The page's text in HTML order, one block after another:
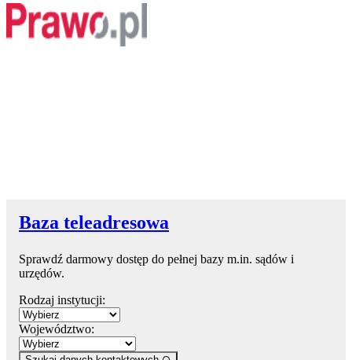
Baza teleadresowa
Sprawdź darmowy dostęp do pełnej bazy m.in. sądów i
urzędów.
Rodzaj instytucji:
Województwo: